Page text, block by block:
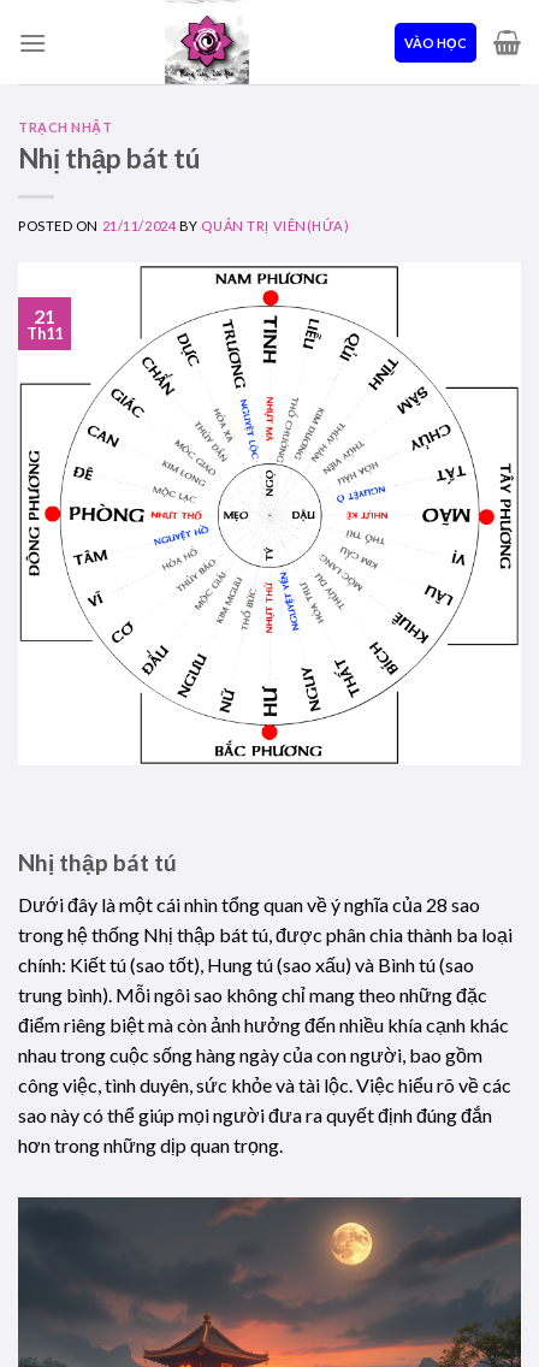
VÀO HỌC
TRẠCH NHẬT
Nhị thập bát tú
POSTED ON 21/11/2024 BY QUẢN TRỊ VIÊN(HỨA)
21
Th11
Nhị thập bát tú
Dưới đây là một cái nhìn tổng quan về ý nghĩa của 28 sao
trong hệ thống Nhị thập bát tú, được phân chia thành ba loại
chính: Kiết tú (sao tốt), Hung tú (sao xấu) và Bình tú (sao
trung bình). Mỗi ngôi sao không chỉ mang theo những đặc
điểm riêng biệt mà còn ảnh hưởng đến nhiều khía cạnh khác
nhau trong cuộc sống hàng ngày của con người, bao gồm
công việc, tình duyên, sức khỏe và tài lộc. Việc hiểu rõ về các
sao này có thể giúp mọi người đưa ra quyết định đúng đắn
hơn trong những dịp quan trọng.